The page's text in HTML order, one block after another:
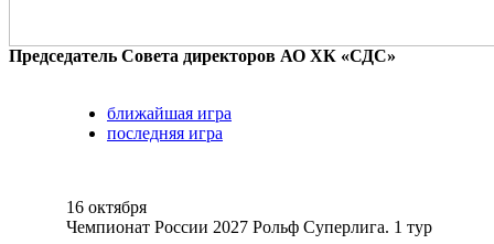
Председатель Совета директоров АО ХК «СДС»
ближайшая игра
последняя игра
16 октября
Чемпионат России 2027 Рольф Суперлига. 1 тур